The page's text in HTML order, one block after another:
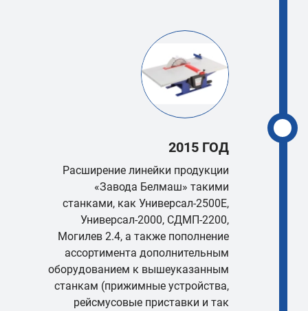
2015 ГОД
Расширение линейки продукции
«Завода Белмаш» такими
станками, как Универсал-2500Е,
Универсал-2000, СДМП-2200,
Могилев 2.4, а также пополнение
ассортимента дополнительным
оборудованием к вышеуказанным
станкам (прижимные устройства,
рейсмусовые приставки и так